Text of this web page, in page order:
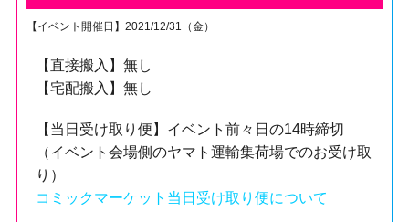
【イベント開催日】2021/12/31（金）
【直接搬入】無し
【宅配搬入】無し
【当日受け取り便】イベント前々日の14時締切
（イベント会場側のヤマト運輸集荷場でのお受け取
り）
コミックマーケット当日受け取り便について